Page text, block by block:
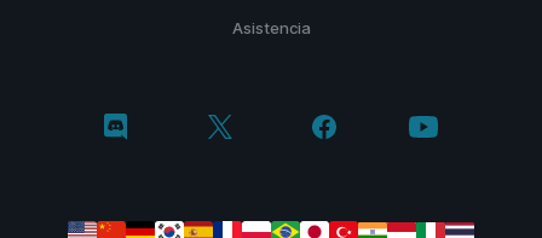
Asistencia